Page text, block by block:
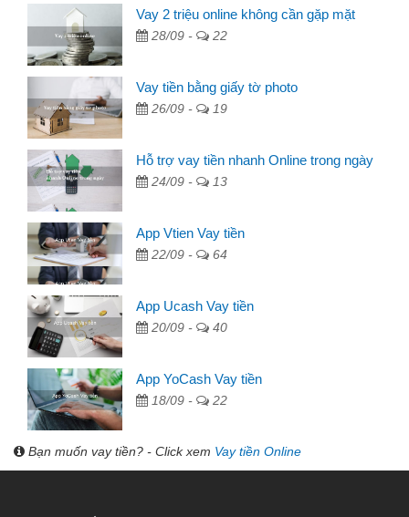
Vay 2 triệu online không cần gặp mặt
28/09 - 22
Vay tiền bằng giấy tờ photo
26/09 - 19
Hỗ trợ vay tiền nhanh Online trong ngày
24/09 - 13
App Vtien Vay tiền
22/09 - 64
App Ucash Vay tiền
20/09 - 40
App YoCash Vay tiền
18/09 - 22
Bạn muốn vay tiền? - Click xem Vay tiền Online